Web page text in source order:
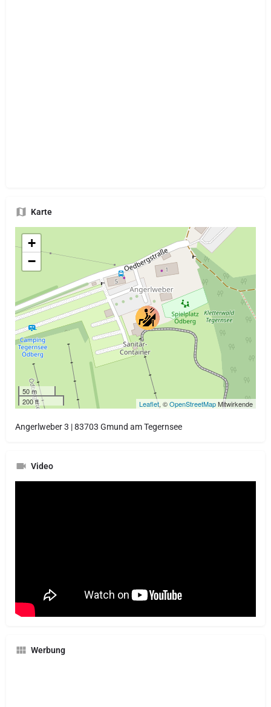
Karte
+
−
50 m
200 ft
Leaflet, ©OpenStreetMapMitwirkende
Angerlweber 3 | 83703 Gmund am Tegernsee
Video
Werbung